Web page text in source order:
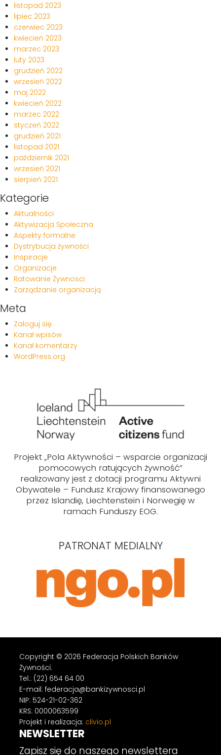
listopad 2023
lipiec 2023
czerwiec 2023
kwiecień 2023
marzec 2023
luty 2023
grudzień 2022
wrzesień 2022
maj 2022
kwiecień 2022
marzec 2022
styczeń 2022
grudzień 2021
listopad 2021
październik 2021
wrzesień 2021
sierpień 2021
Kategorie
Aktualności
Aktywizacja Społeczna
Aspekty formalne
Dystrybucja żywności
Inspiracje
Organizacje
Ratowanie Żywnosci
Zarządzanie organizacją
Meta
Zaloguj się
Kanał wpisów
Kanał komentarzy
WordPress.org
Projekt „Pola Aktywności – wsparcie organizacji
pomocowych ratujących żywność”
realizowany jest z dotacji programu Aktywni
Obywatele – Fundusz Krajowy finansowanego
przez Islandię, Liechtenstein i Norwegię w
ramach Funduszy EOG.
PATRONAT MEDIALNY
Copyright © 2026 Federacja Polskich Banków
Żywności.
Tel.: (22) 654 64 00
E-mail: federacja@bankizywnosci.pl
NIP: 524-21-02-362
KRS: 0000063599
Projekt i realizacja: clivio.pl
NEWSLETTER
Zapisz się do naszego newslettera